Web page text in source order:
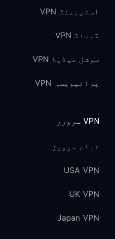
اسٹریمنگ VPN
گیمنگ VPN
سوشل میڈیا VPN
پرائیویسی VPN
VPN سرورز
تمام سرورز
USA VPN
UK VPN
Japan VPN